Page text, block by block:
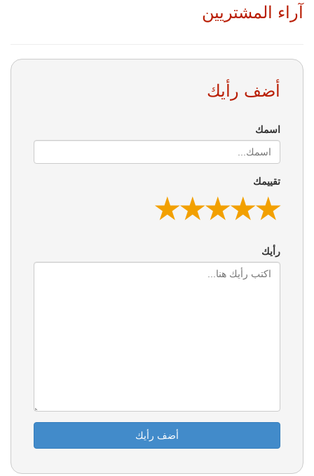
آراء المشتريين
أضف رأيك
اسمك
تقييمك
★
★
★★
★
★ ★
★
★
★ ★
★
★
★
★
رأيك
أضف رأيك